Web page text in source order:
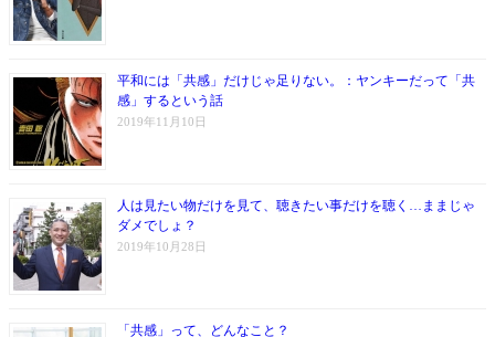
平和には「共感」だけじゃ足りない。：ヤンキーだって「共
感」するという話
2019年11月10日
人は見たい物だけを見て、聴きたい事だけを聴く…ままじゃ
ダメでしょ？
2019年10月28日
「共感」って、どんなこと？